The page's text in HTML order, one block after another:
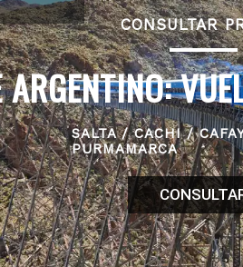
CONSULTAR
ARGENTINO:
SALTA / CACHI /
PURMAMARCA